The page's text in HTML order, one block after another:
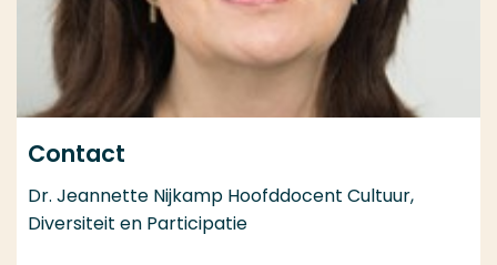
Contact
Dr. Jeannette Nijkamp Hoofddocent Cultuur,
Diversiteit en Participatie